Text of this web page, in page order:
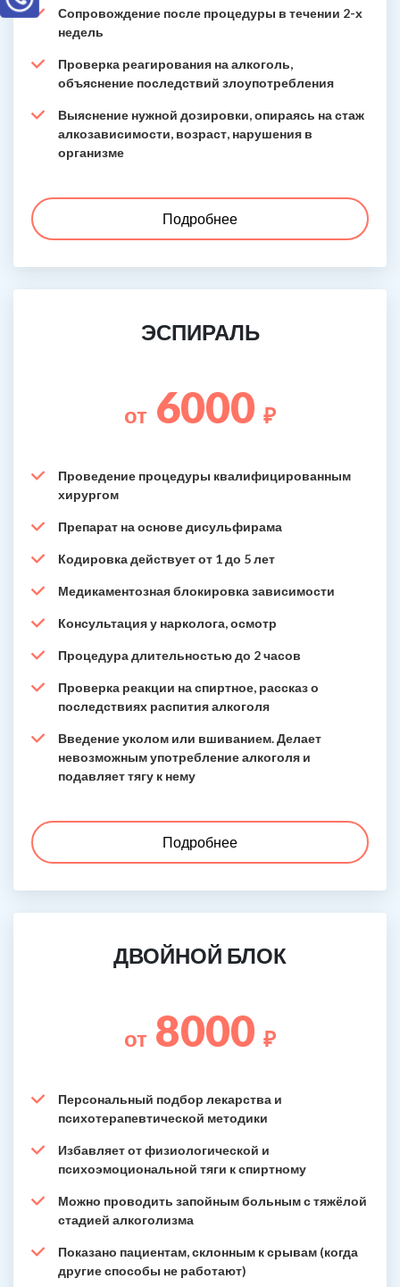
Сопровождение после процедуры в течении 2-х
недель
Проверка реагирования на алкоголь,
объяснение последствий злоупотребления
Выяснение нужной дозировки, опираясь на стаж
алкозависимости, возраст, нарушения в
организме
Подробнее
ЭСПИРАЛЬ
от 6000 ₽
Проведение процедуры квалифицированным
хирургом
Препарат на основе дисульфирама
Кодировка действует от 1 до 5 лет
Медикаментозная блокировка зависимости
Консультация у нарколога, осмотр
Процедура длительностью до 2 часов
Проверка реакции на спиртное, рассказ о
последствиях распития алкоголя
Введение уколом или вшиванием. Делает
невозможным употребление алкоголя и
подавляет тягу к нему
Подробнее
ДВОЙНОЙ БЛОК
от 8000 ₽
Персональный подбор лекарства и
психотерапевтической методики
Избавляет от физиологической и
психоэмоциональной тяги к спиртному
Можно проводить запойным больным с тяжёлой
стадией алкоголизма
Показано пациентам, склонным к срывам (когда
другие способы не работают)